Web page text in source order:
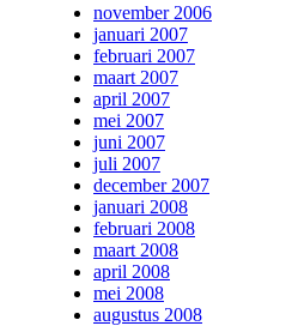
november 2006
januari 2007
februari 2007
maart 2007
april 2007
mei 2007
juni 2007
juli 2007
december 2007
januari 2008
februari 2008
maart 2008
april 2008
mei 2008
augustus 2008